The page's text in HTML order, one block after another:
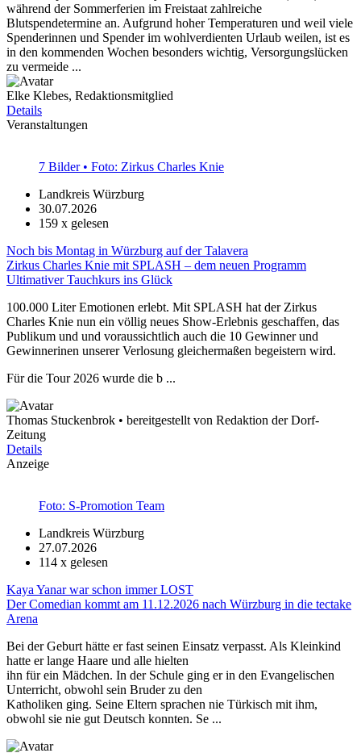
während der Sommerferien im Freistaat zahlreiche
Blutspendetermine an. Aufgrund hoher Temperaturen und weil viele
Spenderinnen und Spender im wohlverdienten Urlaub weilen, ist es
in den kommenden Wochen besonders wichtig, Versorgungslücken
zu vermeide ...
Elke Klebes, Redaktionsmitglied
Details
Veranstaltungen
7 Bilder • Foto: Zirkus Charles Knie
Landkreis Würzburg
30.07.2026
159 x gelesen
Noch bis Montag in Würzburg auf der Talavera
Zirkus Charles Knie mit SPLASH – dem neuen Programm
Ultimativer Tauchkurs ins Glück
100.000 Liter Emotionen erlebt. Mit SPLASH hat der Zirkus
Charles Knie nun ein völlig neues Show-Erlebnis geschaffen, das
Publikum und und voraussichtlich auch die 10 Gewinner und
Gewinnerinen unserer Verlosung gleichermaßen begeistern wird.
Für die Tour 2026 wurde die b ...
Thomas Stuckenbrok • bereitgestellt von Redaktion der Dorf-
Zeitung
Details
Anzeige
Foto: S-Promotion Team
Landkreis Würzburg
27.07.2026
114 x gelesen
Kaya Yanar war schon immer LOST
Der Comedian kommt am 11.12.2026 nach Würzburg in die tectake
Arena
Bei der Geburt hätte er fast seinen Einsatz verpasst. Als Kleinkind
hatte er lange Haare und alle hielten
ihn für ein Mädchen. In der Schule ging er in den Evangelischen
Unterricht, obwohl sein Bruder zu den
Katholiken ging. Seine Eltern sprachen nie Türkisch mit ihm,
obwohl sie nie gut Deutsch konnten. Se ...